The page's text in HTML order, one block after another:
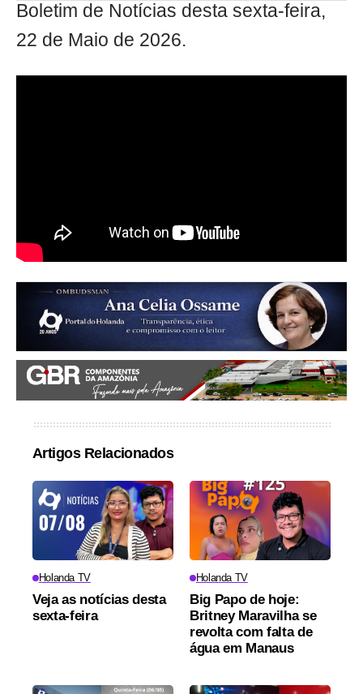
Boletim de Notícias desta sexta-feira,
22 de Maio de 2026.
Artigos Relacionados
Holanda TV
Veja as notícias desta
sexta-feira
Holanda TV
Big Papo de hoje:
Britney Maravilha se
revolta com falta de
água em Manaus